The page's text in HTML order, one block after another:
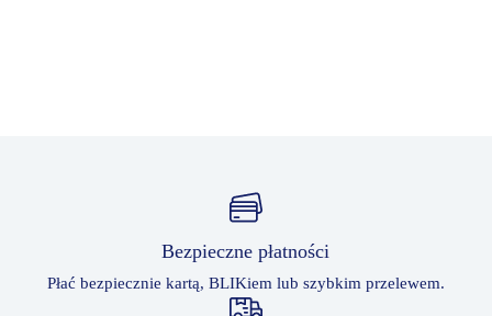
Bezpieczne płatności
Płać bezpiecznie kartą, BLIKiem lub szybkim przelewem.